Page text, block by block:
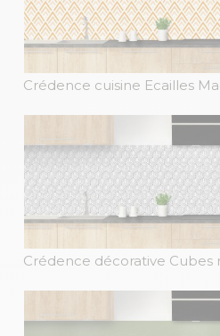
Crédence cuisine Ecailles
Crédence décorative Cubes